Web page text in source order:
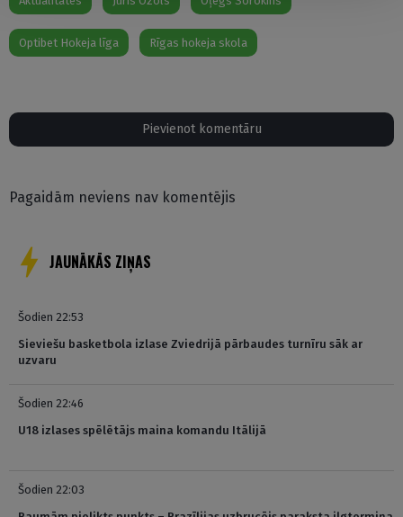
Optibet Hokeja līga Rīgas hokeja skola
Pievienot komentāru
Pagaidām neviens nav komentējis
JAUNĀKĀS ZIŅAS
Šodien 22:53
Sieviešu basketbola izlase Zviedrijā pārbaudes turnīru sāk ar
uzvaru
Šodien 22:46
U18 izlases spēlētājs maina komandu Itālijā
Šodien 22:03